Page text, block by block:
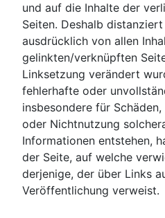
und auf die Inhalte der
Seiten. Deshalb
ausdrücklich von allen
gelinkten/verknüpften
Linksetzung verändert
fehlerhafte oder
insbesondere für
oder Nichtnutzung
Informationen entstehen,
der Seite, auf welche
derjenige, der über Links
Veröffentlichung verweist.